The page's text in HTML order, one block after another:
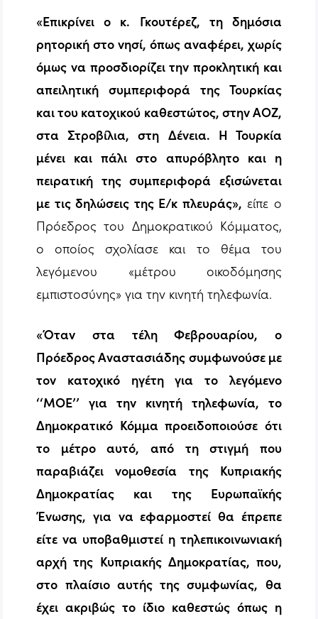
«Επικρίνει ο κ. Γκουτέρεζ, τη δημόσια
ρητορική στο νησί, όπως αναφέρει, χωρίς
όμως να προσδιορίζει την προκλητική και
απειλητική συμπεριφορά της Τουρκίας
και του κατοχικού καθεστώτος, στην ΑΟΖ,
στα Στροβίλια, στη Δένεια. Η Τουρκία
μένει και πάλι στο απυρόβλητο και η
πειρατική της συμπεριφορά εξισώνεται
με τις δηλώσεις της Ε/κ πλευράς», είπε ο
Πρόεδρος του Δημοκρατικού Κόμματος,
ο οποίος σχολίασε και το θέμα του
λεγόμενου «μέτρου οικοδόμησης
εμπιστοσύνης» για την κινητή τηλεφωνία.
«Όταν στα τέλη Φεβρουαρίου, ο
Πρόεδρος Αναστασιάδης συμφωνούσε με
τον κατοχικό ηγέτη για το λεγόμενο
‘‘ΜΟΕ’’ για την κινητή τηλεφωνία, το
Δημοκρατικό Κόμμα προειδοποιούσε ότι
το μέτρο αυτό, από τη στιγμή που
παραβιάζει νομοθεσία της Κυπριακής
Δημοκρατίας και της Ευρωπαϊκής
Ένωσης, για να εφαρμοστεί θα έπρεπε
είτε να υποβαθμιστεί η τηλεπικοινωνιακή
αρχή της Κυπριακής Δημοκρατίας, που,
στο πλαίσιο αυτής της συμφωνίας, θα
έχει ακριβώς το ίδιο καθεστώς όπως η